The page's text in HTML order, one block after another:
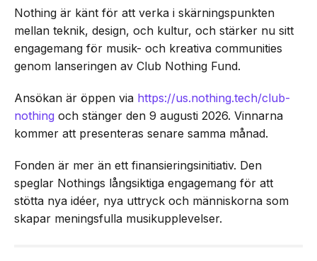
Nothing är känt för att verka i skärningspunkten
mellan teknik, design, och kultur, och stärker nu sitt
engagemang för musik- och kreativa communities
genom lanseringen av Club Nothing Fund.
Ansökan är öppen via https://us.nothing.tech/club-
nothing och stänger den 9 augusti 2026. Vinnarna
kommer att presenteras senare samma månad.
Fonden är mer än ett finansieringsinitiativ. Den
speglar Nothings långsiktiga engagemang för att
stötta nya idéer, nya uttryck och människorna som
skapar meningsfulla musikupplevelser.